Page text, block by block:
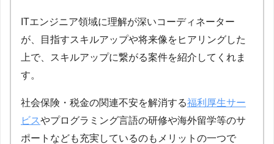
ITエンジニア領域に理解が深いコーディネーター
が、目指すスキルアップや将来像をヒアリングした
上で、スキルアップに繋がる案件を紹介してくれま
す。
社会保険・税金の関連不安を解消する福利厚生サー
ビスやプログラミング言語の研修や海外留学等のサ
ポートなども充実しているのもメリットの一つで